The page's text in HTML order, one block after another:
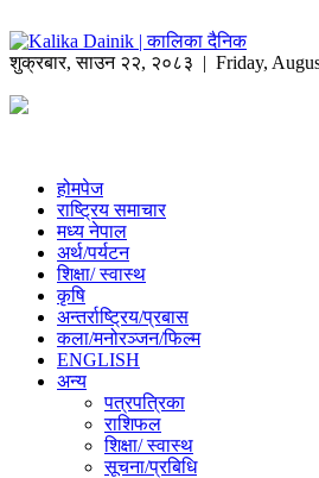
शुक्रबार,साउन २२, २०८३ | Friday,
होमपेज
राष्ट्रिय समाचार
मध्य नेपाल
अर्थ/पर्यटन
शिक्षा/ स्वास्थ
कृषि
अन्तर्राष्ट्रिय/प्रबास
कला/मनोरञ्जन/फिल्म
ENGLISH
अन्य
पत्रपत्रिका
राशिफल
शिक्षा/ स्वास्थ
सूचना/प्रबिधि